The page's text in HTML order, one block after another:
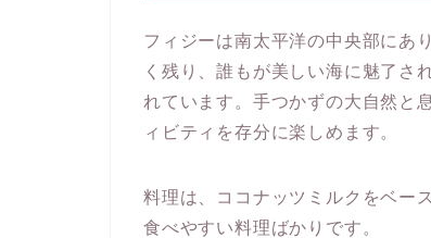
フィジーは南太平洋の中央部にあ
く残り、誰もが美しい海に魅了さ
れています。手つかずの大自然と
ィビティを存分に楽しめます。
料理は、ココナッツミルクをベー
食べやすい料理ばかりです。